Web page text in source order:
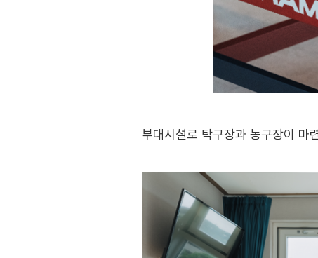
부대시설로 탁구장과 농구장이 마